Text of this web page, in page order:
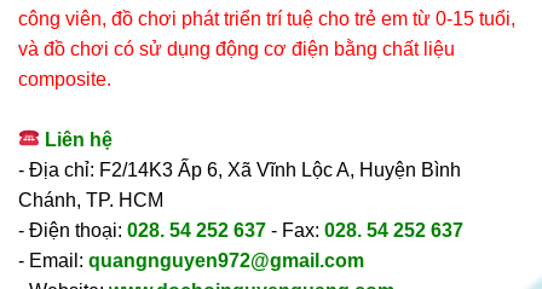
công viên, đồ chơi phát triển trí tuệ cho trẻ em từ 0-15 tuổi,
và đồ chơi có sử dụng động cơ điện bằng chất liệu
composite.
Liên hệ
- Địa chỉ: F2/14K3 Ấp 6, Xã Vĩnh Lộc A, Huyện Bình
Chánh, TP. HCM
- Điện thoại: 028. 54 252 637 - Fax: 028. 54 252 637
- Email: quangnguyen972@gmail.com